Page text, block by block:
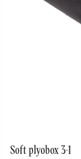
Soft plyobox 3-1